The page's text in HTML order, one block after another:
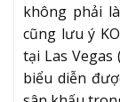
không phải
cũng lưu ý
tại Las
biểu diễn